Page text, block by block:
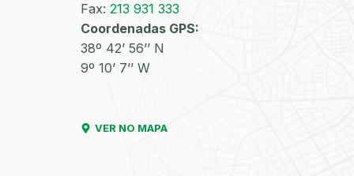
Fax: 213 931 333
Coordenadas GPS:
38º 42’ 56’’ N
9º 10’ 7’’ W
VER NO MAPA